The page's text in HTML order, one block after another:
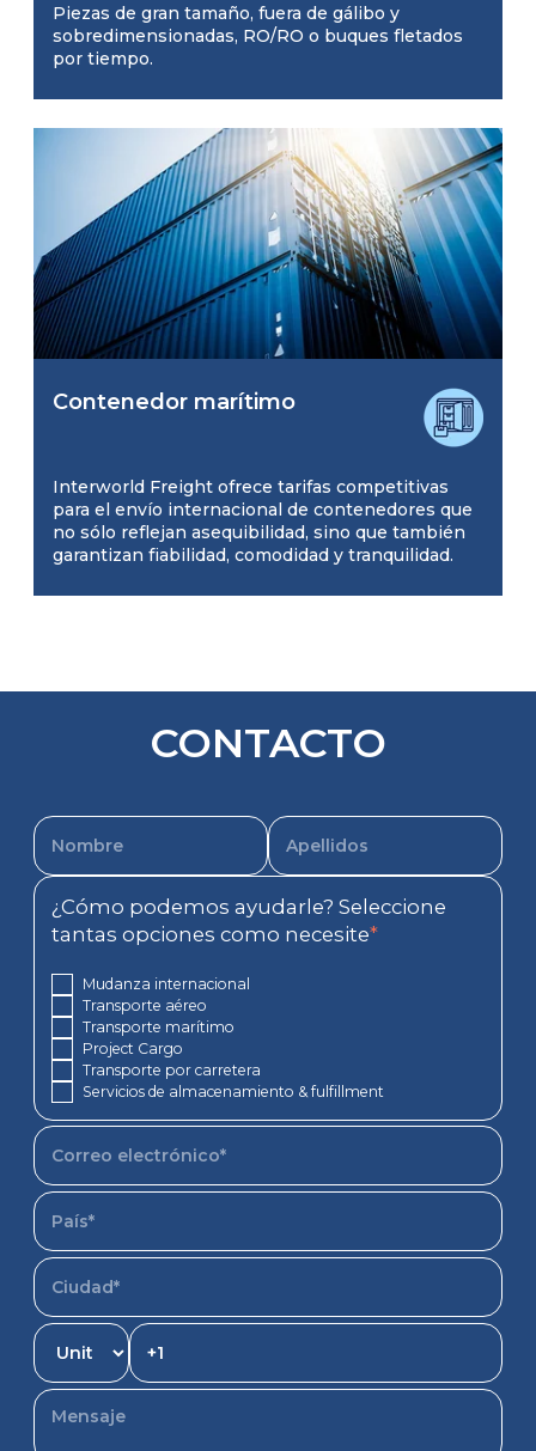
Piezas de gran tamaño, fuera de gálibo y
sobredimensionadas, RO/RO o buques fletados
por tiempo.
Contenedor marítimo
Interworld Freight ofrece tarifas competitivas
para el envío internacional de contenedores que
no sólo reflejan asequibilidad, sino que también
garantizan fiabilidad, comodidad y tranquilidad.
CONTACTO
¿Cómo podemos ayudarle? Seleccione
tantas opciones como necesite*
Mudanza internacional
Transporte aéreo
Transporte marítimo
Project Cargo
Transporte por carretera
Servicios de almacenamiento & fulfillment